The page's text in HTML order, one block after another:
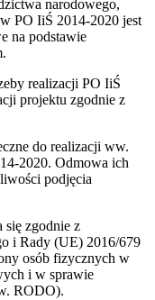
narodowego,
PO IiŚ 2014-2020 jest
na podstawie
realizacji PO IiŚ
projektu zgodnie z
do realizacji ww.
2020. Odmowa ich
podjęcia
się zgodnie z
i Rady (UE) 2016/679
osób fizycznych w
i w sprawie
RODO).